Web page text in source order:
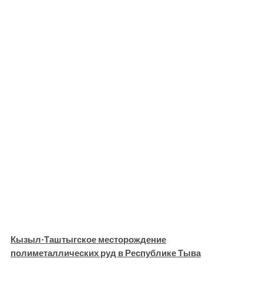
Кызыл-Таштыгское месторождение
полиметаллических руд в Республике Тыва